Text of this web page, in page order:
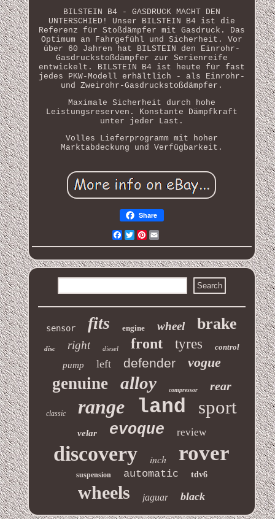
BILSTEIN B4 - GASDRUCK MACHT DEN
UNTERSCHIED! Unser BILSTEIN B4 ist die
Referenz für Stoßdämpfer mit Gasdruck. Das
Optimum an Fahrgefühl und Sicherheit. Vor
über 60 Jahren hat BILSTEIN den Einrohr-
Gasdruckstoßdämpfer zur Serienreife
entwickelt. BILSTEIN B4 ist heute für fast
jedes PKW-Modell erhältlich - als Einrohr-
und Zweirohr-Gasdruckstoßdämpfer.
Maximale Sicherheit durch hohe
Leistungsreserven. Konstante Dämpfkraft
unter jeder Last.
Volles Lieferprogramm mit hoher
Marktabdeckung und Verfügbarkeit.
Share
Facebook
Twitter
Pinterest
sensor fits engine wheel brake
disc right diesel front tyres control
pump left defender vogue
genuine alloy compressor rear
classic range land sport
velar evoque review
discovery inch rover
suspension automatic tdv6
wheels jaguar black